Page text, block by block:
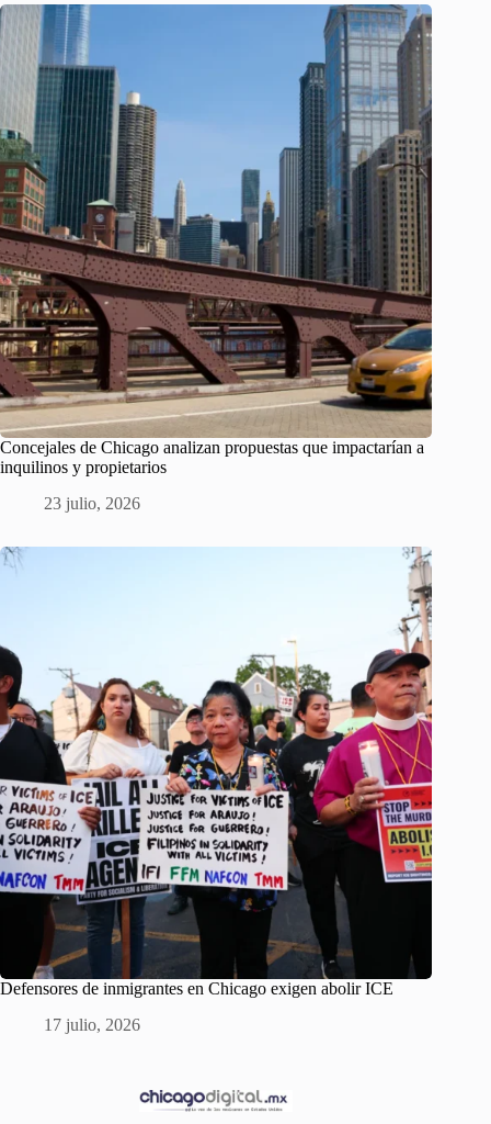
Concejales de Chicago analizan propuestas que impactarían a
inquilinos y propietarios
23 julio, 2026
Defensores de inmigrantes en Chicago exigen abolir ICE
17 julio, 2026